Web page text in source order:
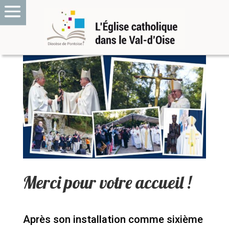
Merci pour votre accueil !
Après son installation comme sixième